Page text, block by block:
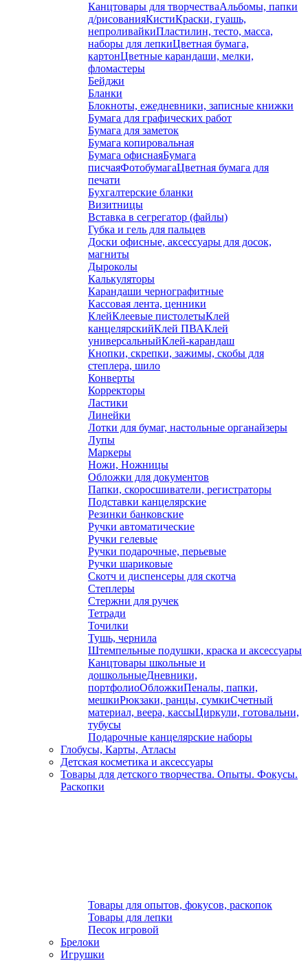
Канцтовары для творчестваАльбомы, папки
д/рисованияКистиКраски, гуашь,
непроливайкиПластилин, тесто, масса,
наборы для лепкиЦветная бумага,
картонЦветные карандаши, мелки,
фломастеры
Бейджи
Бланки
Блокноты, ежедневники, записные книжки
Бумага для графических работ
Бумага для заметок
Бумага копировальная
Бумага офиснаяБумага
писчаяФотобумагаЦветная бумага для
печати
Бухгалтерские бланки
Визитницы
Вставка в сегрегатор (файлы)
Губка и гель для пальцев
Доски офисные, аксессуары для досок,
магниты
Дыроколы
Калькуляторы
Карандаши чернографитные
Кассовая лента, ценники
КлейКлеевые пистолетыКлей
канцелярскийКлей ПВАКлей
универсальныйКлей-карандаш
Кнопки, скрепки, зажимы, скобы для
степлера, шило
Конверты
Корректоры
Ластики
Линейки
Лотки для бумаг, настольные органайзеры
Лупы
Маркеры
Ножи, Ножницы
Обложки для документов
Папки, скоросшиватели, регистраторы
Подставки канцелярские
Резинки банковские
Ручки автоматические
Ручки гелевые
Ручки подарочные, перьевые
Ручки шариковые
Скотч и диспенсеры для скотча
Степлеры
Стержни для ручек
Тетради
Точилки
Тушь, чернила
Штемпельные подушки, краска и аксессуары
Канцтовары школьные и
дошкольныеДневники,
портфолиоОбложкиПеналы, папки,
мешкиРюкзаки, ранцы, сумкиСчетный
материал, веера, кассыЦиркули, готовальни,
тубусы
Подарочные канцелярские наборы
Глобусы, Карты, Атласы
Детская косметика и аксессуары
Товары для детского творчества. Опыты. Фокусы.
Раскопки
Товары для опытов, фокусов, раскопок
Товары для лепки
Песок игровой
Брелоки
Игрушки